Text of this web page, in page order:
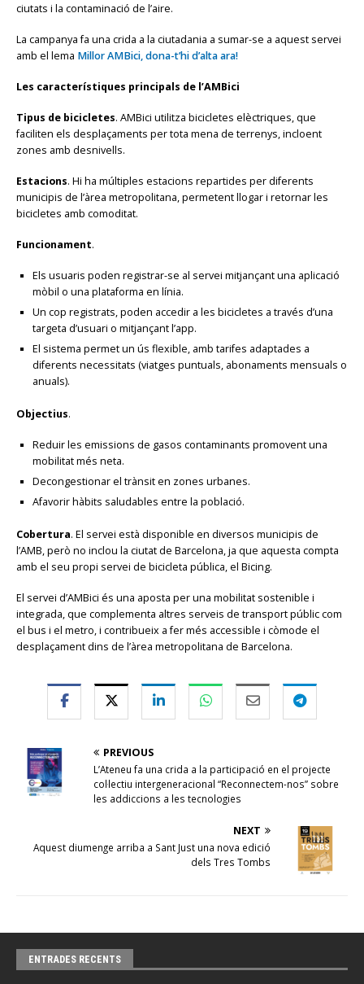
ciutats i la contaminació de l’aire.
La campanya fa una crida a la ciutadania a sumar-se a aquest servei
amb el lema Millor AMBici, dona-t’hi d’alta ara!
Les característiques principals de l’AMBici
Tipus de bicicletes. AMBici utilitza bicicletes elèctriques, que
faciliten els desplaçaments per tota mena de terrenys, incloent
zones amb desnivells.
Estacions. Hi ha múltiples estacions repartides per diferents
municipis de l’àrea metropolitana, permetent llogar i retornar les
bicicletes amb comoditat.
Funcionament.
Els usuaris poden registrar-se al servei mitjançant una aplicació
mòbil o una plataforma en línia.
Un cop registrats, poden accedir a les bicicletes a través d’una
targeta d’usuari o mitjançant l’app.
El sistema permet un ús flexible, amb tarifes adaptades a
diferents necessitats (viatges puntuals, abonaments mensuals o
anuals).
Objectius.
Reduir les emissions de gasos contaminants promovent una
mobilitat més neta.
Decongestionar el trànsit en zones urbanes.
Afavorir hàbits saludables entre la població.
Cobertura. El servei està disponible en diversos municipis de
l’AMB, però no inclou la ciutat de Barcelona, ja que aquesta compta
amb el seu propi servei de bicicleta pública, el Bicing.
El servei d’AMBici és una aposta per una mobilitat sostenible i
integrada, que complementa altres serveis de transport públic com
el bus i el metro, i contribueix a fer més accessible i còmode el
desplaçament dins de l’àrea metropolitana de Barcelona.
PREVIOUS
L’Ateneu fa una crida a la participació en el projecte
col·lectiu intergeneracional “Reconnectem-nos” sobre
les addiccions a les tecnologies
NEXT
Aquest diumenge arriba a Sant Just una nova edició
dels Tres Tombs
ENTRADES RECENTS